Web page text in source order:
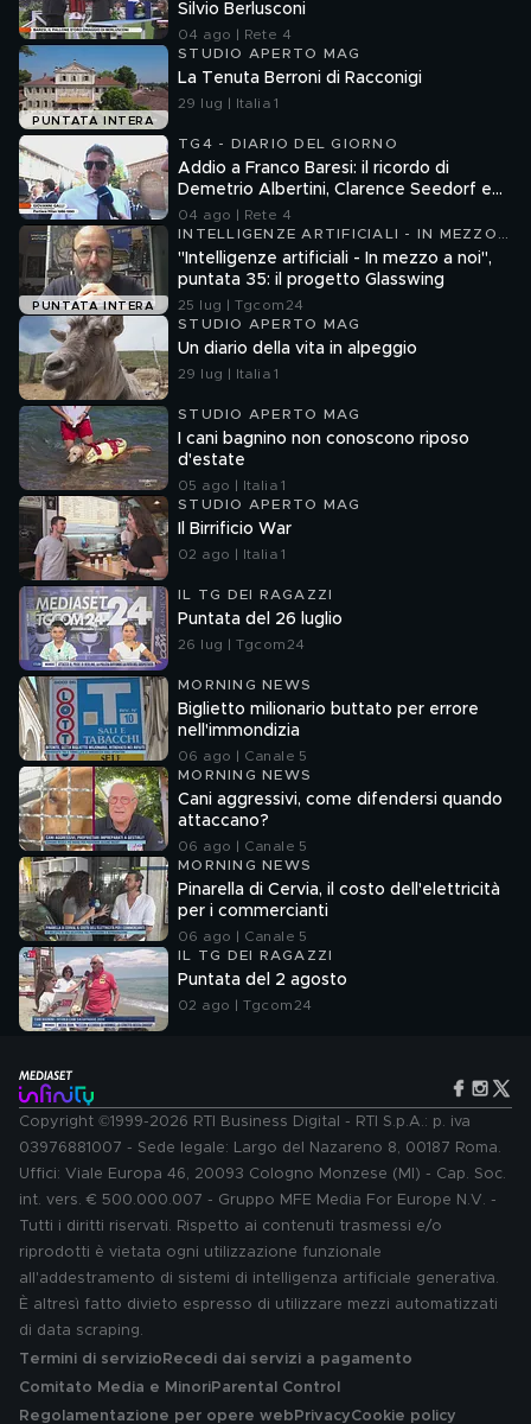
Silvio Berlusconi
04 ago | Rete 4
PUNTATA INTERA
STUDIO APERTO MAG
La Tenuta Berroni di Racconigi
29 lug | Italia 1
TG4 - DIARIO DEL GIORNO
Addio a Franco Baresi: il ricordo di
Demetrio Albertini, Clarence Seedorf e
Giovanni Galli
04 ago | Rete 4
PUNTATA INTERA
INTELLIGENZE ARTIFICIALI - IN MEZZO
A NOI
"Intelligenze artificiali - In mezzo a noi",
puntata 35: il progetto Glasswing
25 lug | Tgcom24
STUDIO APERTO MAG
Un diario della vita in alpeggio
29 lug | Italia 1
STUDIO APERTO MAG
I cani bagnino non conoscono riposo
d'estate
05 ago | Italia 1
STUDIO APERTO MAG
Il Birrificio War
02 ago | Italia 1
IL TG DEI RAGAZZI
Puntata del 26 luglio
26 lug | Tgcom24
MORNING NEWS
Biglietto milionario buttato per errore
nell'immondizia
06 ago | Canale 5
MORNING NEWS
Cani aggressivi, come difendersi quando
attaccano?
06 ago | Canale 5
MORNING NEWS
Pinarella di Cervia, il costo dell'elettricità
per i commercianti
06 ago | Canale 5
IL TG DEI RAGAZZI
Puntata del 2 agosto
02 ago | Tgcom24
Copyright ©1999-2026 RTI Business Digital - RTI S.p.A.: p. iva
03976881007 - Sede legale: Largo del Nazareno 8, 00187 Roma.
Uffici: Viale Europa 46, 20093 Cologno Monzese (MI) - Cap. Soc.
int. vers. € 500.000.007 - Gruppo MFE Media For Europe N.V. -
Tutti i diritti riservati. Rispetto ai contenuti trasmessi e/o
riprodotti è vietata ogni utilizzazione funzionale
all'addestramento di sistemi di intelligenza artificiale generativa.
È altresì fatto divieto espresso di utilizzare mezzi automatizzati
di data scraping.
Termini di servizio Recedi dai servizi a pagamento
Comitato Media e MinoriParental Control
Regolamentazione per opere web PrivacyCookie policy